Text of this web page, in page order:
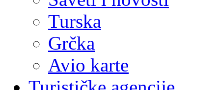
Turska
Grčka
Avio karte